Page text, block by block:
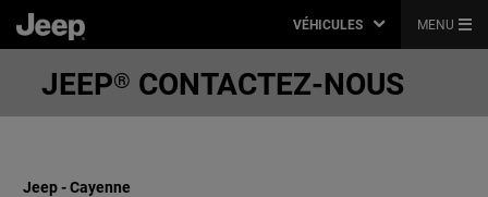
VÉHICULES MENU
JEEP® CONTACTEZ-NOUS
Jeep - Cayenne